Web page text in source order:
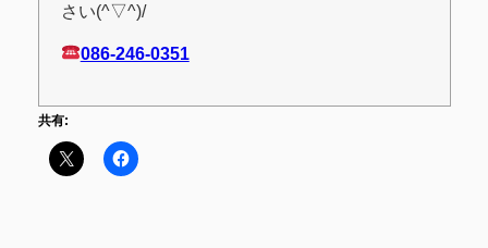
さい(^▽^)/
086-246-0351
共有: